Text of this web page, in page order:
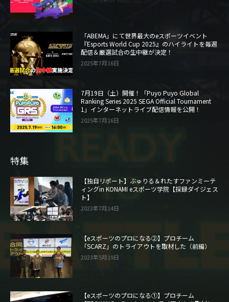
「ABEMA」にて世界最大のeスポーツイベント
『Esports World Cup 2025』のハイライトを毎週
配信＆厳選試合の生中継が決定！
2025年7月16日
7月19日（土）開催！「Puyo Puyo Global
Ranking Series 2025 SEGA Official Tournament
1」インターネットライブ配信情報を公開！
2025年7月16日
特集
【独自リポート】ぶゅりる＆れたすファンミーテ
ィングin KONAMI eスポーツ学院【採録ダイジェス
ト】
2023年7月14日
【eスポーツのプロになる②】プロチーム
「SCARZ」のトライアウトを取材した（前編）
2023年5月19日
【eスポーツのプロになる①】プロチーム